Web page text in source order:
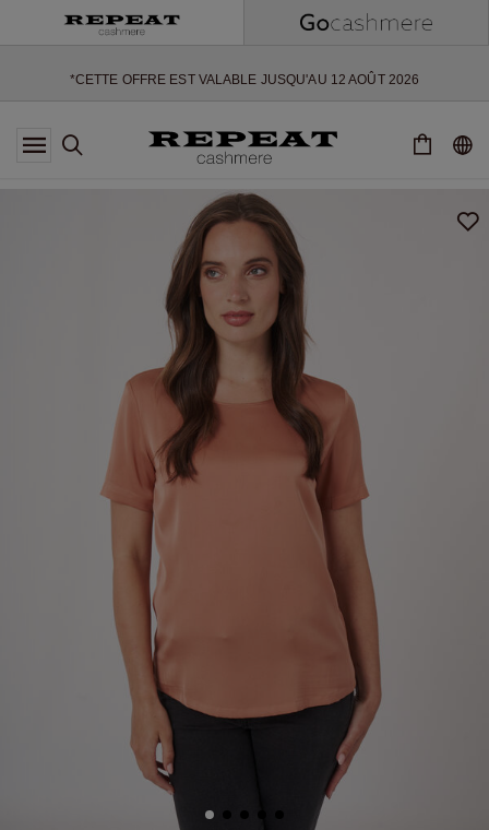
*CETTE OFFRE EST VALABLE JUSQU'AU 12 AOÛT 2026
*NON VALABLE SUR LIMITED EDITION
*EXCEPTIONS PEUVENT S'APPLIQUER
NOUVEAUX STYLES DOUX ET NOUVELLES COULEURS POUR LA
SAISON À VENIR
EXTRA 10% OFF SALE